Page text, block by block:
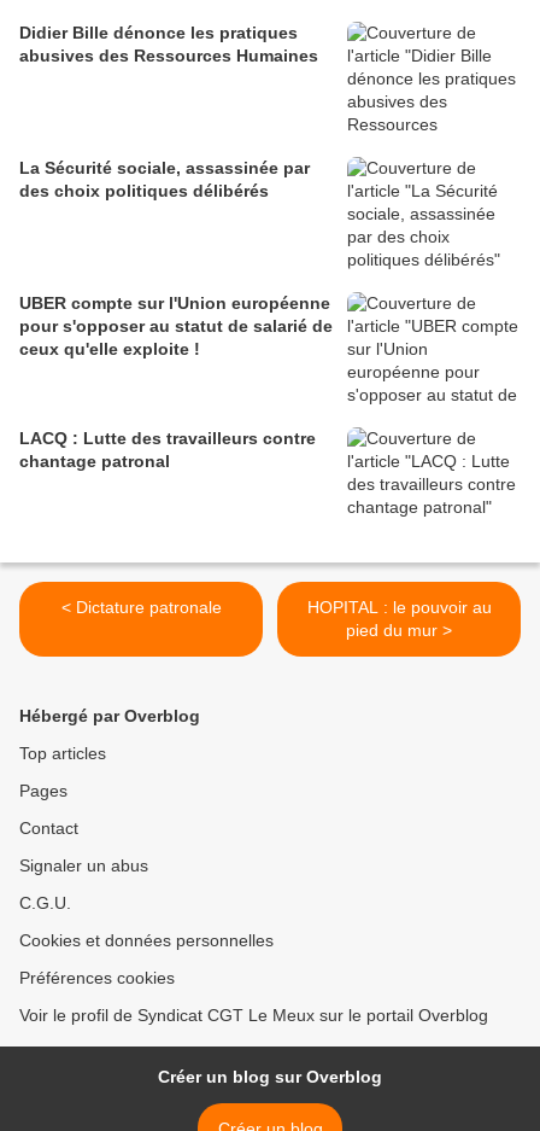
Didier Bille dénonce les pratiques
abusives des Ressources Humaines
La Sécurité sociale, assassinée par
des choix politiques délibérés
UBER compte sur l'Union européenne
pour s'opposer au statut de salarié de
ceux qu'elle exploite !
LACQ : Lutte des travailleurs contre
chantage patronal
< Dictature patronale
HOPITAL : le pouvoir au
pied du mur >
Hébergé par Overblog
Top articles
Pages
Contact
Signaler un abus
C.G.U.
Cookies et données personnelles
Préférences cookies
Voir le profil de Syndicat CGT Le Meux sur le portail Overblog
Créer un blog sur Overblog